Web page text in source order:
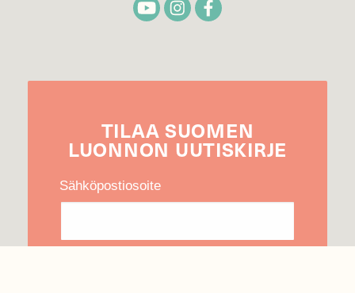
TILAA SUOMEN
LUONNON UUTIS­KIRJE
Sähköpostiosoite